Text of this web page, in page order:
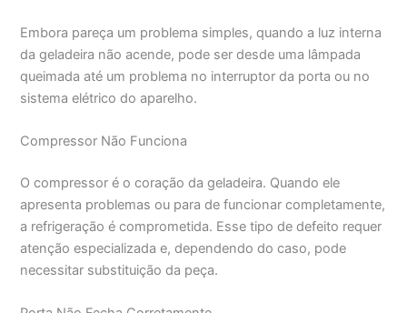
Embora pareça um problema simples, quando a luz interna
da geladeira não acende, pode ser desde uma lâmpada
queimada até um problema no interruptor da porta ou no
sistema elétrico do aparelho.
Compressor Não Funciona
O compressor é o coração da geladeira. Quando ele
apresenta problemas ou para de funcionar completamente,
a refrigeração é comprometida. Esse tipo de defeito requer
atenção especializada e, dependendo do caso, pode
necessitar substituição da peça.